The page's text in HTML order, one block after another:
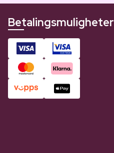
Betalingsmuligheter